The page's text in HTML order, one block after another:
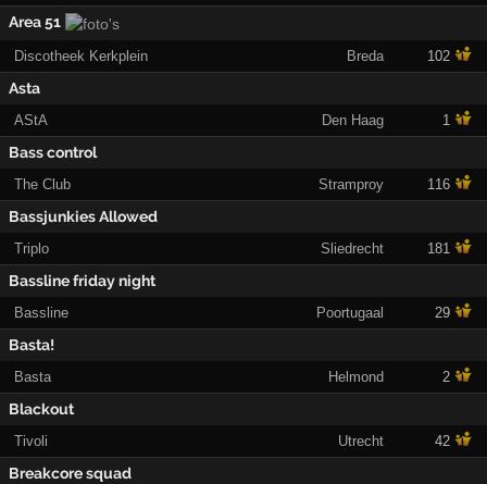
Area 51
Discotheek Kerkplein Breda 102
Asta
AStA Den Haag 1
Bass control
The Club Stramproy 116
Bassjunkies Allowed
Triplo Sliedrecht 181
Bassline friday night
Bassline Poortugaal 29
Basta!
Basta Helmond 2
Blackout
Tivoli Utrecht 42
Breakcore squad